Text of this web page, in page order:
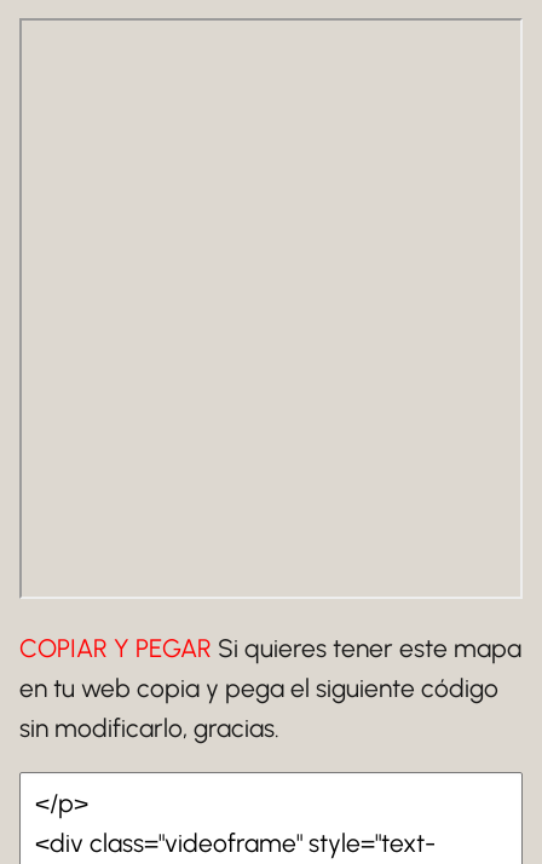
COPIAR Y PEGAR Si quieres tener este mapa
en tu web copia y pega el siguiente código
sin modificarlo, gracias.